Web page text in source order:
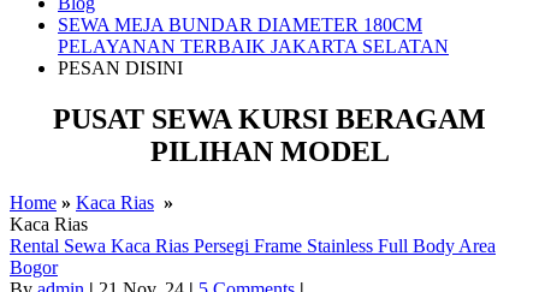
SEWA MEJA BUNDAR DIAMETER 180CM
PELAYANAN TERBAIK JAKARTA SELATAN
PESAN DISINI
PUSAT SEWA KURSI BERAGAM
PILIHAN MODEL
Home » Kaca Rias »
Kaca Rias
Rental Sewa Kaca Rias Persegi Frame Stainless Full Body Area
Bogor